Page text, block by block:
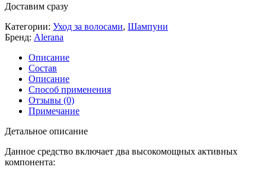
Доставим сразу
Категории: Уход за волосами, Шампуни
Бренд: Alerana
Описание
Состав
Описание
Способ применения
Отзывы (0)
Примечание
Детальное описание
Данное средство включает два высокомощных активных
компонента: